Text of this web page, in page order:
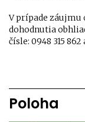
V prípade záujmu
dohodnutia
čísle: 0948 315
Poloha